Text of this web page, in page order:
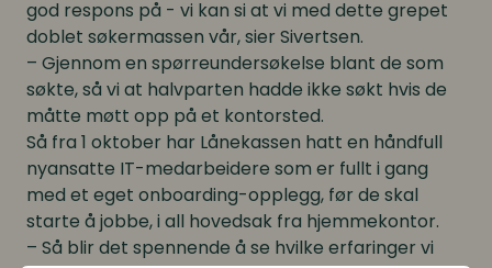
god respons på - vi kan si at vi med dette grepet
doblet søkermassen vår, sier Sivertsen.
– Gjennom en spørreundersøkelse blant de som
søkte, så vi at halvparten hadde ikke søkt hvis de
måtte møtt opp på et kontorsted.
Så fra 1 oktober har Lånekassen hatt en håndfull
nyansatte IT-medarbeidere som er fullt i gang
med et eget onboarding-opplegg, før de skal
starte å jobbe, i all hovedsak fra hjemmekontor.
– Så blir det spennende å se hvilke erfaringer vi